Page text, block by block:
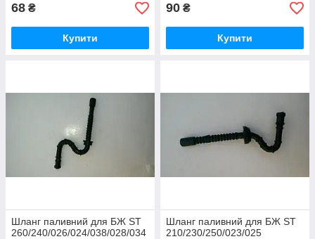
68 ₴
Купити
90 ₴
Купити
Шланг паливний для БЖ ST
260/240/026/024/038/028/034
Шланг паливний для БЖ ST
210/230/250/023/025